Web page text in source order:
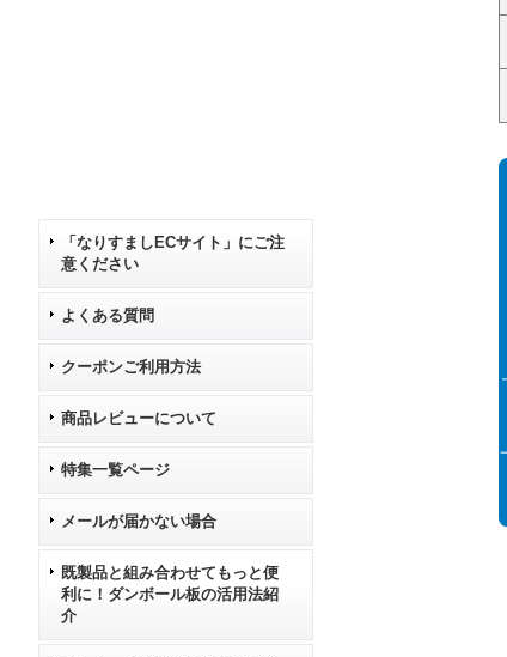
「なりすましECサイト」にご注
意ください
よくある質問
クーポンご利用方法
商品レビューについて
特集一覧ページ
メールが届かない場合
既製品と組み合わせてもっと便
利に！ダンボール板の活用法紹
介